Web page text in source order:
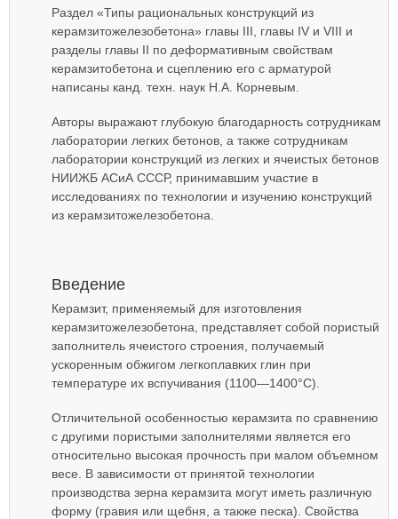
Раздел «Типы рациональных конструкций из
керамзитожелезобетона» главы III, главы IV и VIII и
разделы главы II по деформативным свойствам
керамзитобетона и сцеплению его с арматурой
написаны канд. техн. наук Н.А. Корневым.
Авторы выражают глубокую благодарность сотрудникам
лаборатории легких бетонов, а также сотрудникам
лаборатории конструкций из легких и ячеистых бетонов
НИИЖБ АСиА СССР, принимавшим участие в
исследованиях по технологии и изучению конструкций
из керамзитожелезобетона.
Введение
Керамзит, применяемый для изготовления
керамзитожелезобетона, представляет собой пористый
заполнитель ячеистого строения, получаемый
ускоренным обжигом легкоплавких глин при
температуре их вспучивания (1100—1400°С).
Отличительной особенностью керамзита по сравнению
с другими пористыми заполнителями является его
относительно высокая прочность при малом объемном
весе. В зависимости от принятой технологии
производства зерна керамзита могут иметь различную
форму (гравия или щебня, а также песка). Свойства